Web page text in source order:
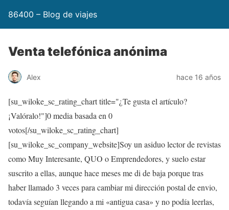
86400 – Blog de viajes
Venta telefónica anónima
Alex hace 16 años
[su_wiloke_sc_rating_chart title="¿Te gusta el artículo?
¡Valóralo!"]0media basada en 0
votos[/su_wiloke_sc_rating_chart]
[su_wiloke_sc_company_website]Soy un asiduo lector de revistas
como Muy Interesante, QUO o Emprendedores, y suelo estar
suscrito a ellas, aunque hace meses me di de baja porque tras
haber llamado 3 veces para cambiar mi dirección postal de envio,
todavía seguían llegando a mi «antigua casa» y no podía leerlas,